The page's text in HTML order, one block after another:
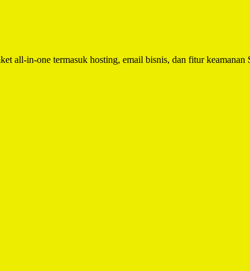
all-in-one termasuk hosting, email bisnis, dan fitur keamanan